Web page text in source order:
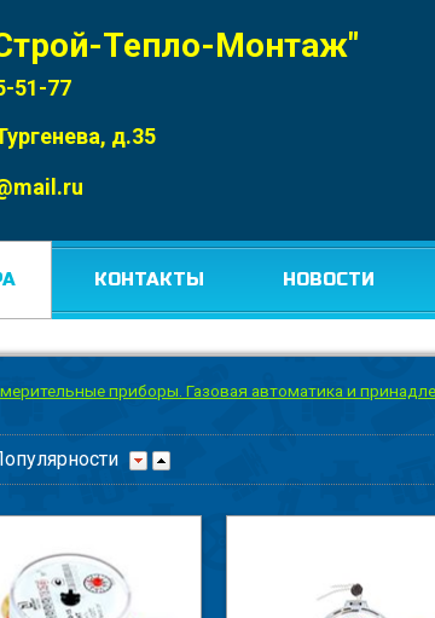
Тепло-Монтаж"
51-77
д.35
КОНТАКТЫ НОВОСТИ
приборы. Газовая автоматика и